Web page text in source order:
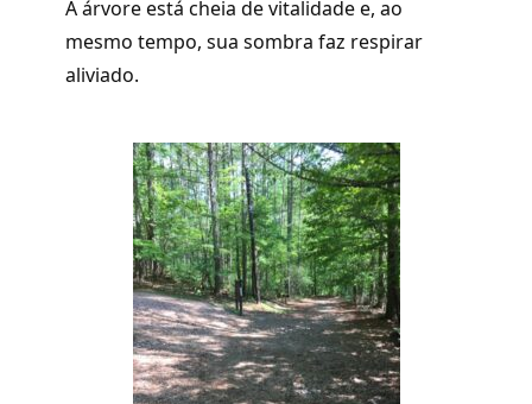
A árvore está cheia de vitalidade e, ao
mesmo tempo, sua sombra faz respirar
aliviado.